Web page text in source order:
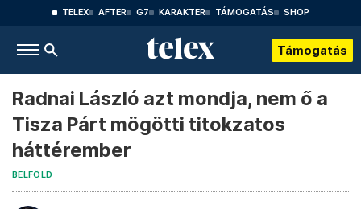
TELEX AFTER G7 KARAKTER TÁMOGATÁS SHOP
Támogatás
Radnai László azt mondja, nem ő a
Tisza Párt mögötti titokzatos
háttérember
BELFÖLD